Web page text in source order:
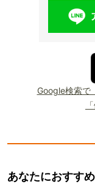
Google検索で
あなたにおすすめ